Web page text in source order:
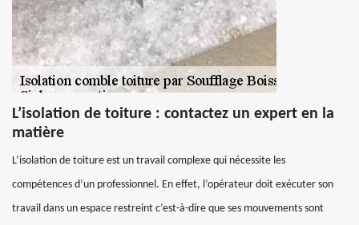
L’isolation de toiture : contactez un expert en la
matière
L’isolation de toiture est un travail complexe qui nécessite les
compétences d’un professionnel. En effet, l’opérateur doit exécuter son
travail dans un espace restreint c’est-à-dire que ses mouvements sont